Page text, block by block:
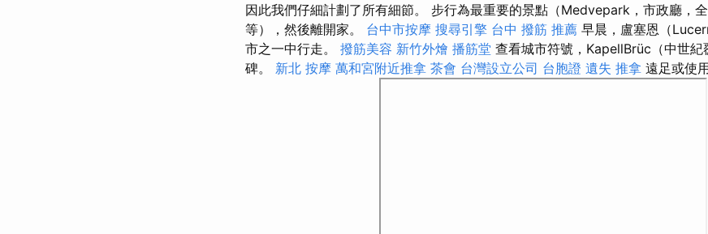
因此我們仔細計劃了所有細節。 步行為最重要的景點（Medvepark，市政廳，
等），然後離開家。 台中市按摩 搜尋引擎 台中 撥筋 推薦 早晨，盧塞恩（
市之一中行走。 撥筋美容 新竹外燴 播筋堂 查看城市符號，KapellBrüc（中世紀
碑。 新北 按摩 萬和宮附近推拿 茶會 台灣設立公司 台胞證 遺失 推拿 遠足或使